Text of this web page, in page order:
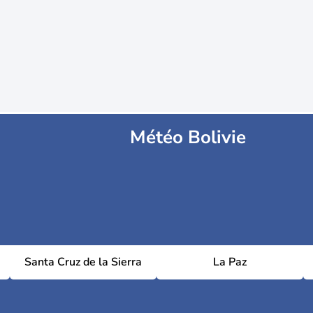
Météo Bolivie
Santa Cruz de la Sierra La Paz